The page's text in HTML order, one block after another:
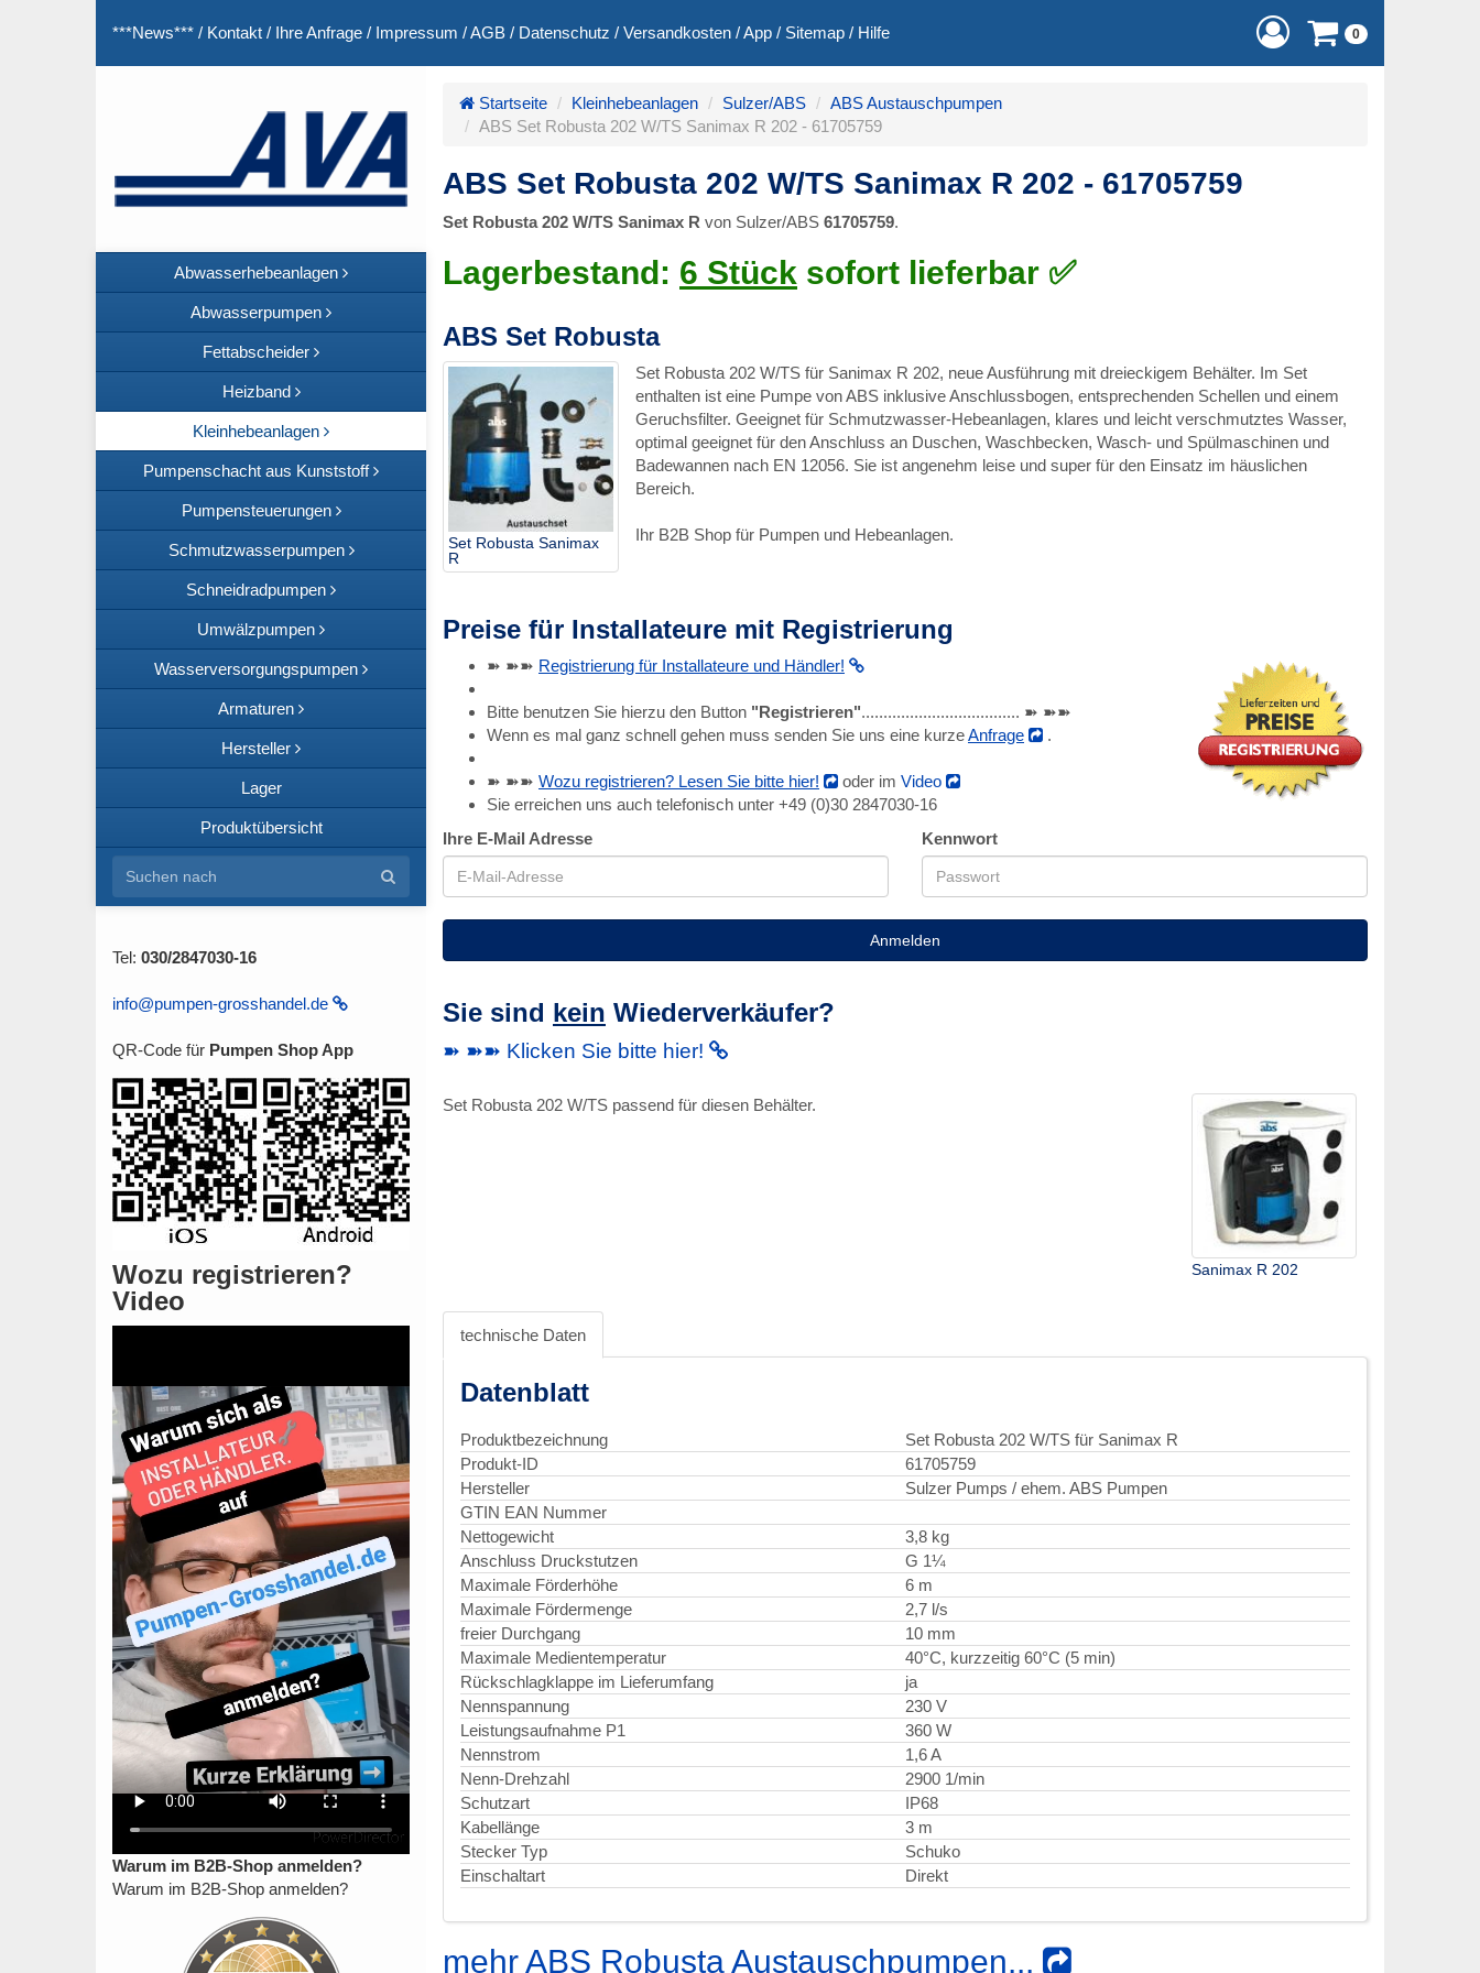
***News*** / Kontakt / Ihre Anfrage / Impressum /AGB / Datenschutz / Versandkosten /App / Sitemap / Hilfe 0
Abwasserhebeanlagen
Abwasserpumpen
Fettabscheider
Heizband
Kleinhebeanlagen
Pumpenschacht aus Kunststoff
Pumpensteuerungen
Schmutzwasserpumpen
Schneidradpumpen
Umwälzpumpen
Wasserversorgungspumpen
Armaturen
Hersteller
Lager
Produktübersicht
Tel: 030/2847030-16
info@pumpen-grosshandel.de
QR-Code für Pumpen Shop App
Wozu registrieren?
Video
Warum im B2B-Shop anmelden?
Warum im B2B-Shop anmelden?
Startseite Kleinhebeanlagen Sulzer/ABS
ABS Austauschpumpen
ABS Set Robusta 202 W/TS Sanimax R 202 - 61705759
ABS Set Robusta 202 W/TS Sanimax R 202 - 61705759
Set Robusta 202 W/TS Sanimax R von Sulzer/ABS 61705759.
Lagerbestand: 6 Stück sofort lieferbar ✅
ABS Set Robusta
Set Robusta Sanimax
R
Set Robusta 202 W/TS für Sanimax R 202, neue Ausführung mit dreieckigem Behälter. Im Set
enthalten ist eine Pumpe von ABS inklusive Anschlussbogen, entsprechenden Schellen und einem
Geruchsfilter. Geeignet für Schmutzwasser-Hebeanlagen, klares und leicht verschmutztes Wasser,
optimal geeignet für den Anschluss an Duschen, Waschbecken, Wasch- und Spülmaschinen und
Badewannen nach EN 12056. Sie ist angenehm leise und super für den Einsatz im häuslichen
Bereich.
Ihr B2B Shop für Pumpen und Hebeanlagen.
Preise für Installateure mit Registrierung
➽ ➽➽ Registrierung für Installateure und Händler!
Bitte benutzen Sie hierzu den Button "Registrieren".................................... ➽ ➽➽
Wenn es mal ganz schnell gehen muss senden Sie uns eine kurzeAnfrage .
➽ ➽➽ Wozu registrieren? Lesen Sie bitte hier! oder im Video
Sie erreichen uns auch telefonisch unter +49 (0)30 2847030-16
Ihre E-Mail Adresse
Kennwort
Anmelden
Sie sind kein Wiederverkäufer?
➽ ➽➽ Klicken Sie bitte hier!
Sanimax R 202
Set Robusta 202 W/TS passend für diesen Behälter.
technische Daten
Datenblatt
Produktbezeichnung
Set Robusta 202 W/TS für Sanimax R
Produkt-ID
61705759
Hersteller
Sulzer Pumps / ehem. ABS Pumpen
GTIN EAN Nummer
Nettogewicht
3,8 kg
Anschluss Druckstutzen
G 1¼
Maximale Förderhöhe
6 m
Maximale Fördermenge
2,7 l/s
freier Durchgang
10 mm
Maximale Medientemperatur
40°C, kurzzeitig 60°C (5 min)
Rückschlagklappe im Lieferumfang
ja
Nennspannung
230 V
Leistungsaufnahme P1
360 W
Nennstrom
1,6 A
Nenn-Drehzahl
2900 1/min
Schutzart
IP68
Kabellänge
3 m
Stecker Typ
Schuko
Einschaltart
Direkt
mehr ABS Robusta Austauschpumpen...